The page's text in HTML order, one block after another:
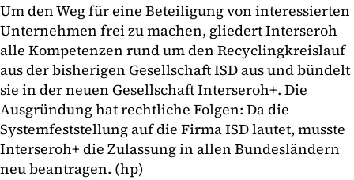
Um den Weg für eine Beteiligung von interessierten
Unternehmen frei zu machen, gliedert Interseroh
alle Kompetenzen rund um den Recyclingkreislauf
aus der bisherigen Gesellschaft ISD aus und bündelt
sie in der neuen Gesellschaft Interseroh+. Die
Ausgründung hat rechtliche Folgen: Da die
Systemfeststellung auf die Firma ISD lautet, musste
Interseroh+ die Zulassung in allen Bundesländern
neu beantragen. (hp)